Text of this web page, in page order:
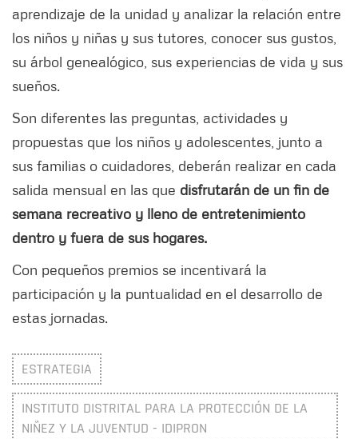
aprendizaje de la unidad y analizar la relación entre
los niños y niñas y sus tutores, conocer sus gustos,
su árbol genealógico, sus experiencias de vida y sus
sueños.
Son diferentes las preguntas, actividades y
propuestas que los niños y adolescentes, junto a
sus familias o cuidadores, deberán realizar en cada
salida mensual en las que disfrutarán de un fin de
semana recreativo y lleno de entretenimiento
dentro y fuera de sus hogares.
Con pequeños premios se incentivará la
participación y la puntualidad en el desarrollo de
estas jornadas.
ESTRATEGIA
INSTITUTO DISTRITAL PARA LA PROTECCIÓN DE LA
NIÑEZ Y LA JUVENTUD - IDIPRON